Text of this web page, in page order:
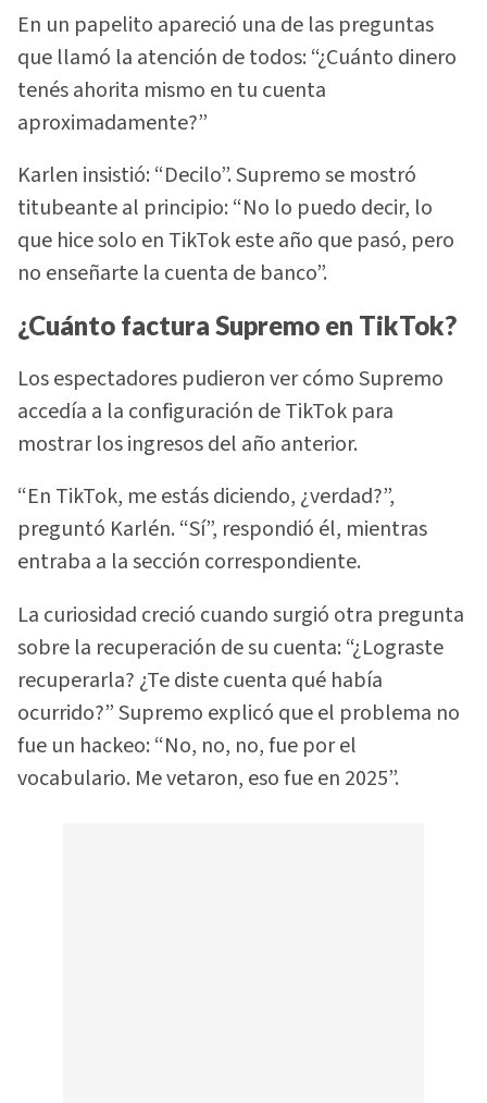
En un papelito apareció una de las preguntas
que llamó la atención de todos: “¿Cuánto dinero
tenés ahorita mismo en tu cuenta
aproximadamente?”
Karlen insistió: “Decilo”. Supremo se mostró
titubeante al principio: “No lo puedo decir, lo
que hice solo en TikTok este año que pasó, pero
no enseñarte la cuenta de banco”.
¿Cuánto factura Supremo en TikTok?
Los espectadores pudieron ver cómo Supremo
accedía a la configuración de TikTok para
mostrar los ingresos del año anterior.
“En TikTok, me estás diciendo, ¿verdad?”,
preguntó Karlén. “Sí”, respondió él, mientras
entraba a la sección correspondiente.
La curiosidad creció cuando surgió otra pregunta
sobre la recuperación de su cuenta: “¿Lograste
recuperarla? ¿Te diste cuenta qué había
ocurrido?” Supremo explicó que el problema no
fue un hackeo: “No, no, no, fue por el
vocabulario. Me vetaron, eso fue en 2025”.